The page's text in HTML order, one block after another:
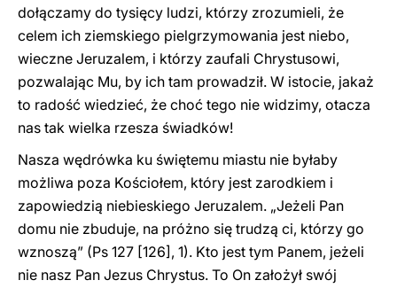
dołączamy do tysięcy ludzi, którzy zrozumieli, że
celem ich ziemskiego pielgrzymowania jest niebo,
wieczne Jeruzalem, i którzy zaufali Chrystusowi,
pozwalając Mu, by ich tam prowadził. W istocie, jakaż
to radość wiedzieć, że choć tego nie widzimy, otacza
nas tak wielka rzesza świadków!
Nasza wędrówka ku świętemu miastu nie byłaby
możliwa poza Kościołem, który jest zarodkiem i
zapowiedzią niebieskiego Jeruzalem. „Jeżeli Pan
domu nie zbuduje, na próżno się trudzą ci, którzy go
wznoszą” (Ps 127 [126], 1). Kto jest tym Panem, jeżeli
nie nasz Pan Jezus Chrystus. To On założył swój